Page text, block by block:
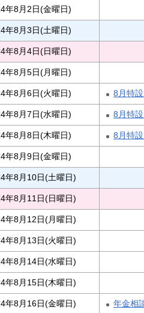
年8月2日(金曜日)
年8月3日(土曜日)
年8月4日(日曜日)
年8月5日(月曜日)
年8月6日(火曜日) 8月特
年8月7日(水曜日) 8月特
年8月8日(木曜日) 8月特設
年8月9日(金曜日)
年8月10日(土曜日)
年8月11日(日曜日)
年8月12日(月曜日)
年8月13日(火曜日)
年8月14日(水曜日)
年8月15日(木曜日)
年8月16日(金曜日) 年金相